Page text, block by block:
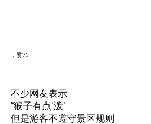
，赞71
不少网友表示
“猴子有点‘泼’
但是游客不遵守景区规则